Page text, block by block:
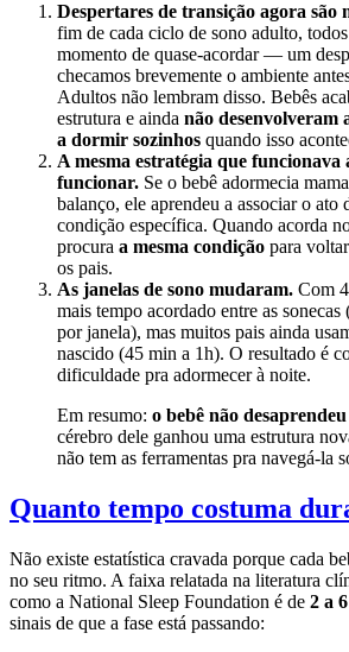
Despertares de transição agora são
fim de cada ciclo de sono adulto,
momento de quase-acordar — um
checamos brevemente o ambiente
Adultos não lembram disso. Bebês
estrutura e ainda não desenvolveram
a dormir sozinhos quando isso
A mesma estratégia que funcionava
funcionar. Se o bebê adormecia
balanço, ele aprendeu a associar o ato
condição específica. Quando acorda
procura a mesma condição para
os pais.
As janelas de sono mudaram. Com
mais tempo acordado entre as sonecas
por janela), mas muitos pais ainda
nascido (45 min a 1h). O resultado é
dificuldade pra adormecer à noite.
Em resumo: o bebê não
cérebro dele ganhou uma estrutura
não tem as ferramentas pra navegá-la
Quanto tempo costuma
Não existe estatística cravada porque cada
no seu ritmo. A faixa relatada na literatura
como a National Sleep Foundation é de 2 a
sinais de que a fase está passando: